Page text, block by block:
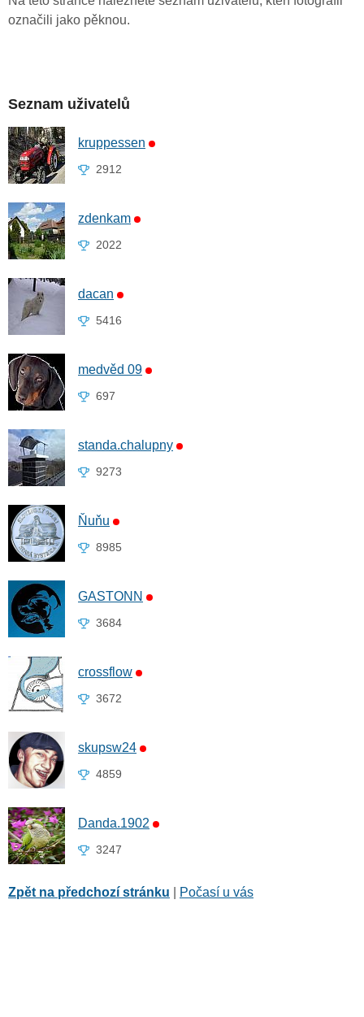
označili jako pěknou.
Seznam uživatelů
kruppessen
2912
zdenkam
2022
dacan
5416
medvěd 09
697
standa.chalupny
9273
Ňuňu
8985
GASTONN
3684
crossflow
3672
skupsw24
4859
Danda.1902
3247
Zpět na předchozí stránku Počasí u vás